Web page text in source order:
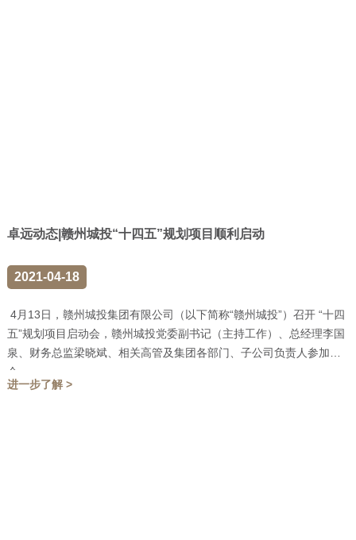
卓远动态|赣州城投“十四五”规划项目顺利启动
2021-04-18
4月13日，赣州城投集团有限公司（以下简称“赣州城投”）召开 “十四
五”规划项目启动会，赣州城投党委副书记（主持工作）、总经理李国
泉、财务总监梁晓斌、相关高管及集团各部门、子公司负责人参加
会...
进一步了解 >